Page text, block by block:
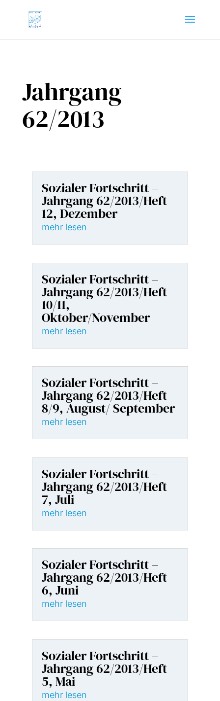
Jahrgang
62/2013
Sozialer Fortschritt –
Jahrgang 62/2013/Heft
12, Dezember
mehr lesen
Sozialer Fortschritt –
Jahrgang 62/2013/Heft
10/11,
Oktober/November
mehr lesen
Sozialer Fortschritt –
Jahrgang 62/2013/Heft
8/9, August/ September
mehr lesen
Sozialer Fortschritt –
Jahrgang 62/2013/Heft
7, Juli
mehr lesen
Sozialer Fortschritt –
Jahrgang 62/2013/Heft
6, Juni
mehr lesen
Sozialer Fortschritt –
Jahrgang 62/2013/Heft
5, Mai
mehr lesen